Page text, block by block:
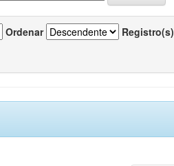
Ordenar Registro(s)